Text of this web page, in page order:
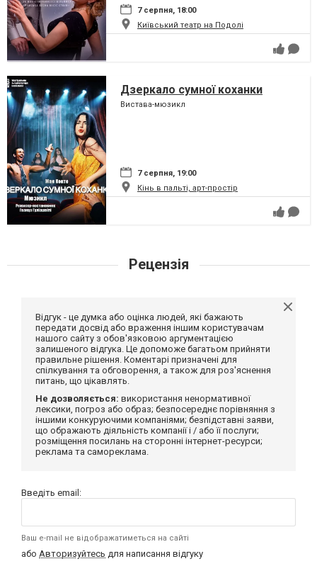
7 серпня, 18:00
Київський театр на Подолі
Дзеркало сумної коханки
Вистава-мюзикл
7 серпня, 19:00
Кінь в пальті, арт-простір
Рецензія
Відгук - це думка або оцінка людей, які бажають
передати досвід або враження іншим користувачам
нашого сайту з обов'язковою аргументацією
залишеного відгука. Це допоможе багатьом прийняти
правильне рішення. Коментарі призначені для
спілкування та обговорення, а також для роз'яснення
питань, що цікавлять.
Не дозволяється: використання ненормативної
лексики, погроз або образ; безпосереднє порівняння з
іншими конкуруючими компаніями; безпідставні заяви,
що ображають діяльність компанії і / або її послуги;
розміщення посилань на сторонні інтернет-ресурси;
реклама та самореклама.
Введіть email:
Ваш e-mail не відображатиметься на сайті
або Авторизуйтесь для написання відгуку